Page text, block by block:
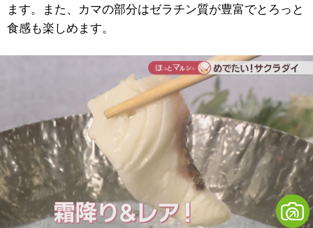
ます。また、カマの部分はゼラチン質が豊富でとろっと
食感も楽しめます。